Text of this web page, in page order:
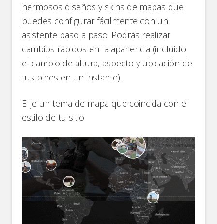
hermosos diseños y skins de mapas que
puedes configurar fácilmente con un
asistente paso a paso. Podrás realizar
cambios rápidos en la apariencia (incluido
el cambio de altura, aspecto y ubicación de
tus pines en un instante).
Elije un tema de mapa que coincida con el
estilo de tu sitio.